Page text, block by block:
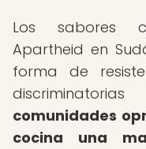
Los sabores
Apartheid en
forma de
comunidades
cocina una